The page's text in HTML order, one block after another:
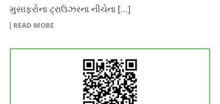
મુસાફરોના ટ્રાઉઝરના નીચેના […]
READ MORE